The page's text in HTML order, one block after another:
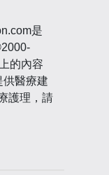
是
的內容
供醫療建
護理，請